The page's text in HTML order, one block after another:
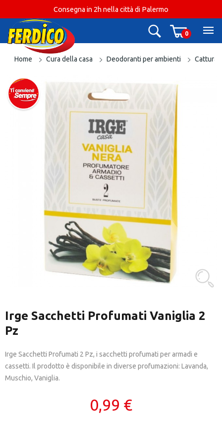
Consegna in 2h nella città di Palermo
0
Home Cura della casa Deodoranti per ambienti Cattura
Irge Sacchetti Profumati Vaniglia 2
Pz
Irge Sacchetti Profumati 2 Pz, i sacchetti profumati per armadi e
cassetti. Il prodotto è disponibile in diverse profumazioni: Lavanda,
Muschio, Vaniglia.
0,99 €